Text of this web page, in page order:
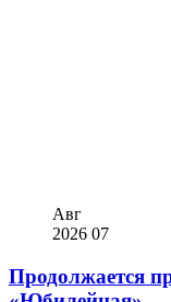
Авг
2026 07
Продолжается